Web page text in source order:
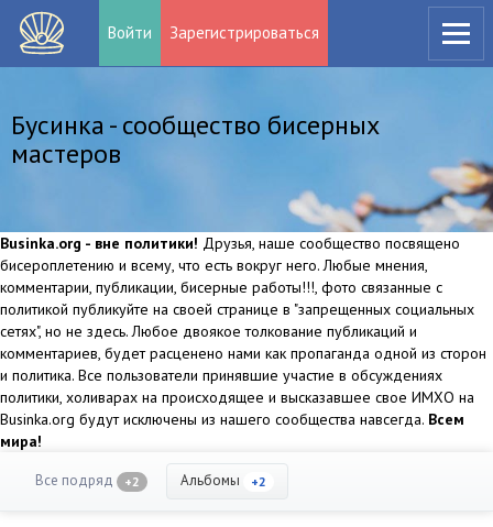
Войти Зарегистрироваться
Бусинка - сообщество бисерных
мастеров
Businka.org - вне политики! Друзья, наше сообщество посвящено
бисероплетению и всему, что есть вокруг него. Любые мнения,
комментарии, публикации, бисерные работы!!!, фото связанные с
политикой публикуйте на своей странице в "запрещенных социальных
сетях", но не здесь. Любое двоякое толкование публикаций и
комментариев, будет расценено нами как пропаганда одной из сторон
и политика. Все пользователи принявшие участие в обсуждениях
политики, холиварах на происходящее и высказавшее свое ИМХО на
Businka.org будут исключены из нашего сообщества навсегда. Всем
мира!
Все подряд +2 Альбомы +2